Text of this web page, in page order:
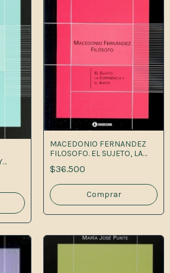
MACEDONIO FERNANDEZ
FILOSOFO. EL SUJETO, LA
EXPERI 1A
$36.500